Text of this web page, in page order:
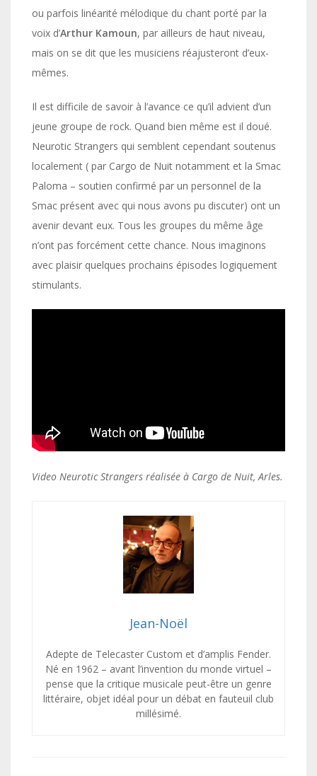
ou parfois linéarité mélodique du chant porté par la
voix d’Arthur Kamoun, par ailleurs de haut niveau,
mais on se dit que les musiciens réajusteront d’eux-
mêmes.
Il est difficile de savoir à l’avance ce qu’il advient d’un
jeune groupe de rock. Quand bien même est il doué.
Neurotic Strangers qui semblent cependant soutenus
localement ( par Cargo de Nuit notamment et la Smac
Paloma – soutien confirmé par un personnel de la
Smac présent avec qui nous avons pu discuter) ont un
avenir devant eux. Tous les groupes du même âge
n’ont pas forcément cette chance. Nous imaginons
avec plaisir quelques prochains épisodes logiquement
stimulants.
Video Neurotic Strangers réalisée à Cargo de Nuit, Arles.
Jean-Noël
Adepte de Telecaster Custom et d’amplis Fender.
Né en 1962 – avant l’invention du monde virtuel –
pense que la critique musicale peut-être un genre
littéraire, objet idéal pour un débat en fauteuil club
millésimé.